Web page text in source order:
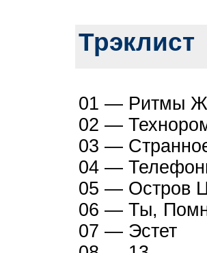
Трэклист
01 — Ритмы
02 —
03 —
04 —
05 — Остров
06 — Ты,
07 — Эстет